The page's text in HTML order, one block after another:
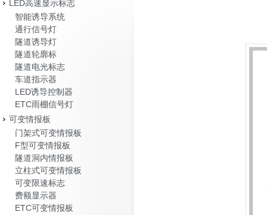
LED高速显示标志
智能诱导系统
通行信号灯
隧道诱导灯
隧道轮廓标
隧道电光标志
车道指示器
LED诱导控制器
ETC雨棚信号灯
可变情报板
门架式可变情报板
F型可变情报板
隧道洞内情报板
立柱式可变情报板
可变限速标志
费额显示器
ETC可变情报板